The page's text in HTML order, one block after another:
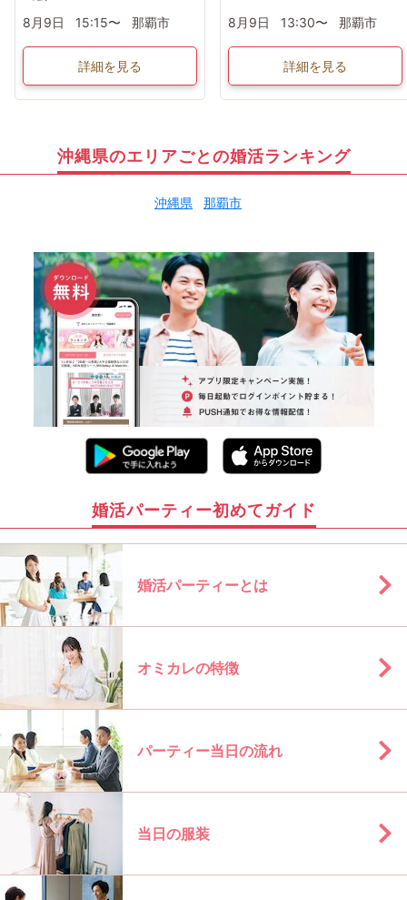
8月9日
15:15〜 那覇市
詳細を見る
8月9日
13:30〜 那覇市
詳細を見る
沖縄県のエリアごとの婚活ランキング
沖縄県 那覇市
婚活パーティー初めてガイド
婚活パーティーとは
オミカレの特徴
パーティー当日の流れ
当日の服装